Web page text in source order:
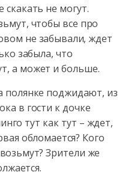
скакать не могут.
чтобы все про
не забывали, ждет
забыла, что
а может и больше.
полянке поджидают, из
в гости к дочке
тут как тут – ждет,
обломается? Кого
Зрители же